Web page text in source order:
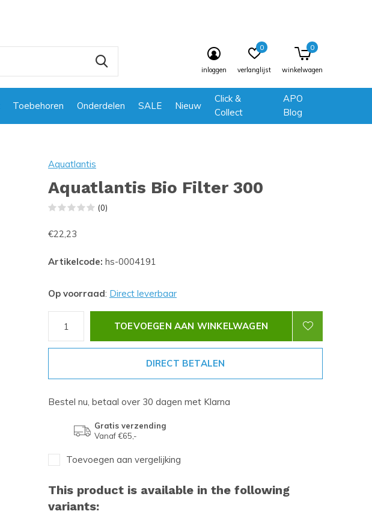
Toebehoren Onderdelen SALE Nieuw
Click &
Collect
APO
Blog
inloggen verlanglijst
0
winkelwagen
0
Aquatlantis
Aquatlantis Bio Filter 300
(0)
€22,23
Artikelcode: hs-0004191
Op voorraad: Direct leverbaar
TOEVOEGEN AAN WINKELWAGEN
DIRECT BETALEN
Bestel nu, betaal over 30 dagen met Klarna
Gratis verzending
Vanaf €65,-
Toevoegen aan vergelijking
This product is available in the following
variants: